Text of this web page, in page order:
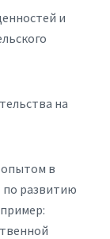
и
на
в
развитию